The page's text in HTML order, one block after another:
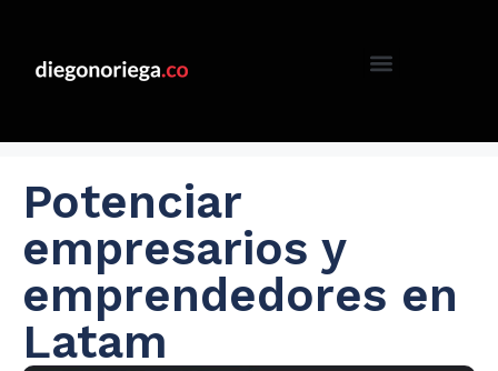
Potenciar
empresarios y
emprendedores en
Latam